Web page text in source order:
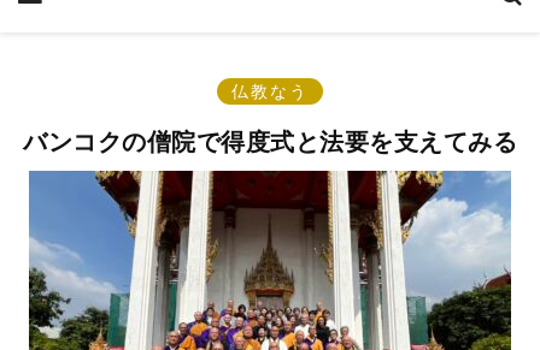
仏教なう
バンコクの僧院で得度式と法要を支えてみる